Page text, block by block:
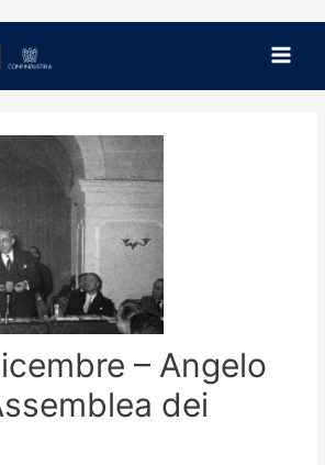
Main
– Angelo
dei